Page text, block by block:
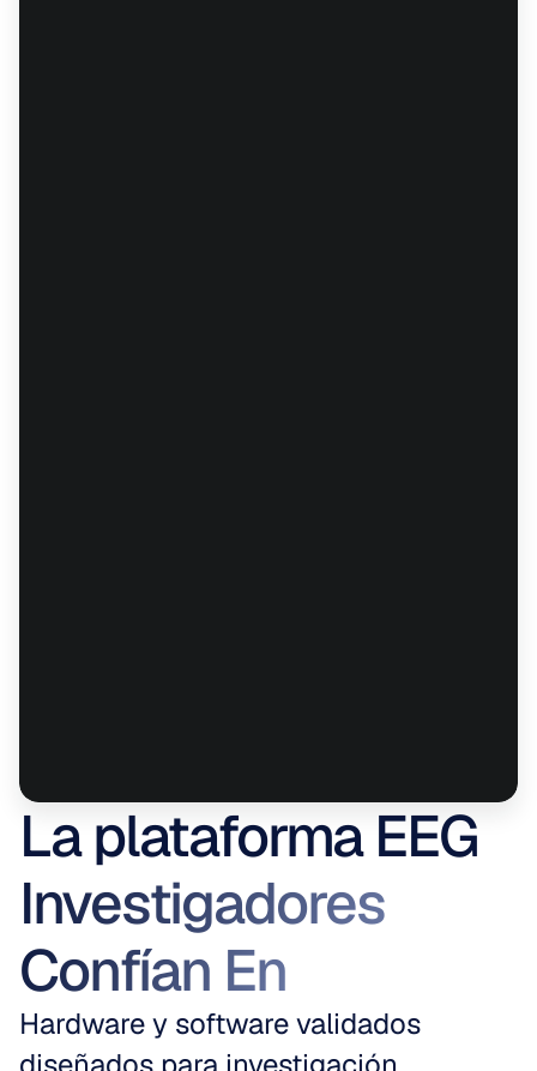
La plataforma EEG
Investigadores
Confían En
Hardware y software validados